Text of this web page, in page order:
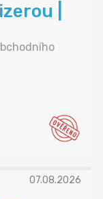
|
07.08.2026